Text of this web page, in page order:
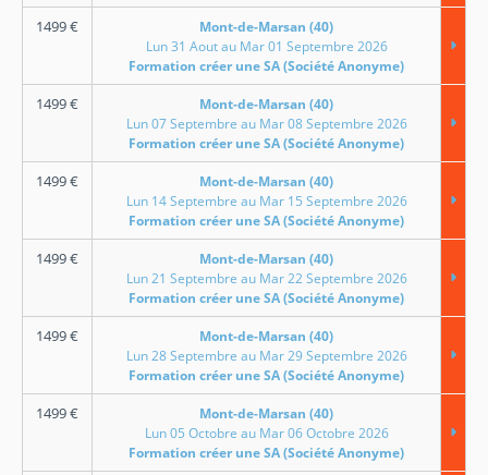
1499€
Mont-de-Marsan (40)
Lun 31 Aout au Mar 01 Septembre 2026
Formation créer une SA (Société Anonyme)
1499€
Mont-de-Marsan (40)
Lun 07 Septembre au Mar 08 Septembre 2026
Formation créer une SA (Société Anonyme)
1499€
Mont-de-Marsan (40)
Lun 14 Septembre au Mar 15 Septembre 2026
Formation créer une SA (Société Anonyme)
1499€
Mont-de-Marsan (40)
Lun 21 Septembre au Mar 22 Septembre 2026
Formation créer une SA (Société Anonyme)
1499€
Mont-de-Marsan (40)
Lun 28 Septembre au Mar 29 Septembre 2026
Formation créer une SA (Société Anonyme)
1499€
Mont-de-Marsan (40)
Lun 05 Octobre au Mar 06 Octobre 2026
Formation créer une SA (Société Anonyme)